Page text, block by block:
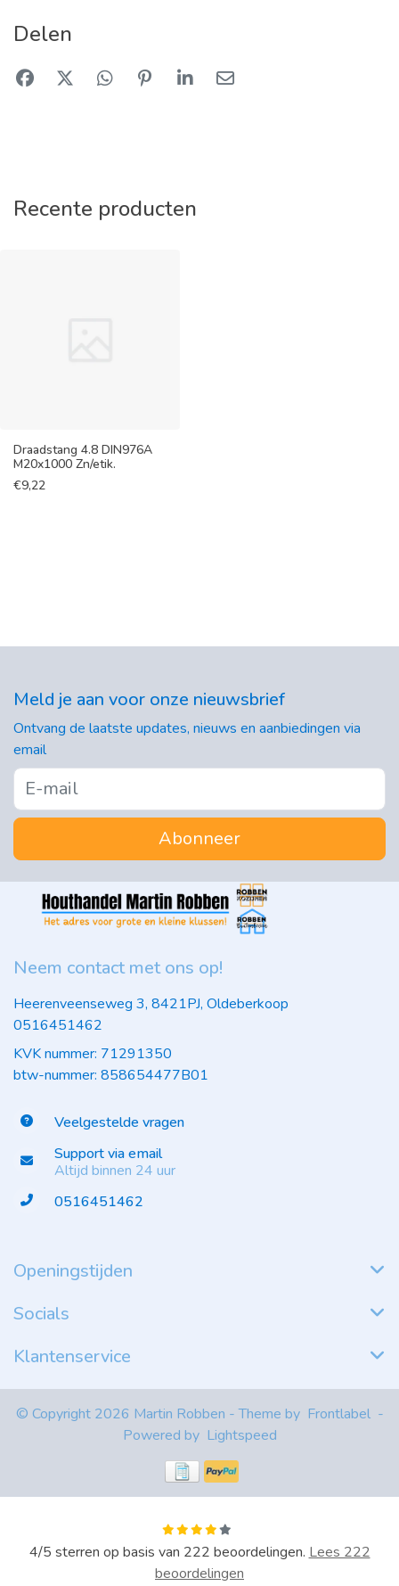
Delen
Recente producten
Draadstang 4.8 DIN976A
M20x1000 Zn/etik.
€9,22
Meld je aan voor onze nieuwsbrief
Ontvang de laatste updates, nieuws en aanbiedingen via
email
Abonneer
Neem contact met ons op!
Heerenveenseweg 3, 8421PJ, Oldeberkoop
0516451462
KVK nummer: 71291350
btw-nummer: 858654477B01
Veelgestelde vragen
Support via email
Altijd binnen 24 uur
0516451462
Openingstijden
Socials
Klantenservice
© Copyright 2026 Martin Robben - Theme by Frontlabel -
Powered by Lightspeed
4/5 sterren op basis van 222 beoordelingen. Lees 222
beoordelingen